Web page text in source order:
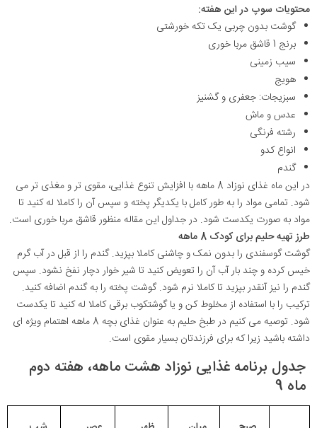
محتویات سوپ در این هفته:
گوشت بدون چربی یک تکه خورشتی
برنج 1 قاشق مربا خوری
سیب زمینی
هویج
سبزیجات: جعفری و گشنیز
عدس و ماش
رشته فرنگی
انواع کدو
گندم
در این ماه غذای نوزاد 8 ماهه با افزایش تنوع غذایی، مقوی تر و مغذی تر می
شود. تمامی مواد را به طور کامل با یکدیگر پخته و سپس آن را کاملا له کنید تا
مواد به صورت یکدست شود. در جداول این مقاله منظور قاشق مربا خوری است.
طرز تهیه حلیم برای کودک 8 ماهه
گوشت گوسفندی را بدون نمک و چاشنی کاملا بپزید. گندم را از قبل در آب گرم
خیس کرده و چند بار آب آن را تعویض کنید تا شیر خوار دچار نفخ نشود. سپس
گندم را نیز آنقدر بپزید تا کاملا نرم شود. گوشت پخته را به گندم اضافه کنید.
ترکیب را با استفاده از مخلوط کن و یا گوشتکوب برقی کاملا له کنید تا یکدست
شود. توصیه می کنیم در طبخ حلیم به عنوان غذای بچه 8 ماهه اهتمام ویژه ای
داشته باشید زیرا که برای فرزندتان بسیار مقوی است.
جدول برنامه غذایی نوزاد هشت ماهه، هفته دوم
ماه 9